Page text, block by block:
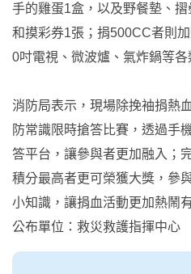
手的雞蛋1盒，以及野餐墊、
和摸彩券1張；捐500CC者則
0吋電視、微波爐、氣炸鍋等各
消防局表示，現場除挽袖捐熱
防常識限時搶答比賽，透過手
答平台，讓參與者更加融入；
積分最高者更可榮獲大獎，參
小知識，讓捐血活動更加熱鬧
公布單位：救災救護指揮中心